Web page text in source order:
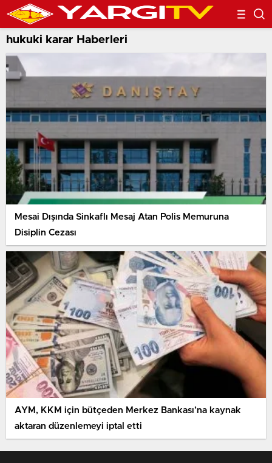
hukuki karar Haberleri
Mesai Dışında Sinkaflı Mesaj Atan Polis Memuruna
Disiplin Cezası
AYM, KKM için bütçeden Merkez Bankası’na kaynak
aktaran düzenlemeyi iptal etti